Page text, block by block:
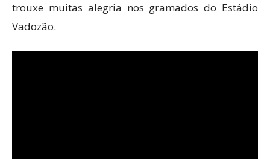
trouxe muitas alegria nos gramados do Estádio
Vadozão.